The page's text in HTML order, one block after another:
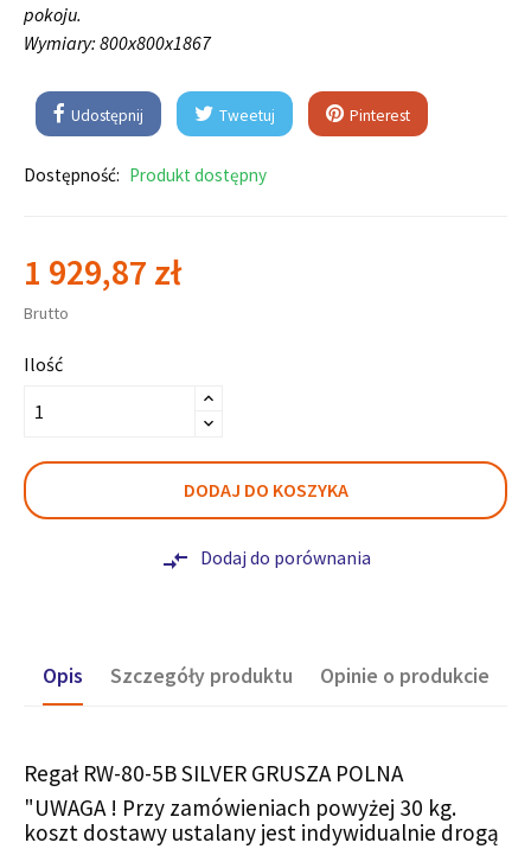
pokoju.
Wymiary: 800x800x1867
Udostępnij Tweetuj Pinterest
Dostępność: Produkt dostępny
1 929,87 zł
Brutto
Ilość
DODAJ DO KOSZYKA
compare_arrows Dodaj do porównania
Opis Szczegóły produktu Opinie o produkcie
Regał RW-80-5B SILVER GRUSZA POLNA
"UWAGA ! Przy zamówieniach powyżej 30 kg.
koszt dostawy ustalany jest indywidualnie drogą